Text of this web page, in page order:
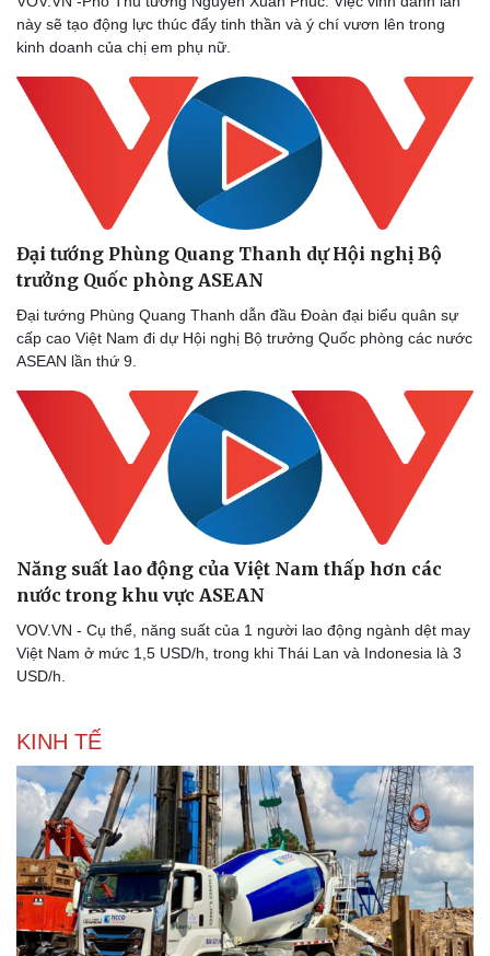
Thể thao
Bóng đá
Lịch thi đấu bóng đá
Thế giới thể thao
eSports
Hậu trường
Ô tô - Xe máy
Ô tô
Xe máy
Tư vấn
này sẽ tạo động lực thúc đẩy tinh thần và ý chí vươn lên trong
kinh doanh của chị em phụ nữ.
Đại tướng Phùng Quang Thanh dự Hội nghị Bộ
trưởng Quốc phòng ASEAN
Đại tướng Phùng Quang Thanh dẫn đầu Đoàn đại biểu quân sự
cấp cao Việt Nam đi dự Hội nghị Bộ trưởng Quốc phòng các nước
ASEAN lần thứ 9.
Năng suất lao động của Việt Nam thấp hơn các
nước trong khu vực ASEAN
VOV.VN - Cụ thể, năng suất của 1 người lao động ngành dệt may
Việt Nam ở mức 1,5 USD/h, trong khi Thái Lan và Indonesia là 3
USD/h.
KINH TẾ